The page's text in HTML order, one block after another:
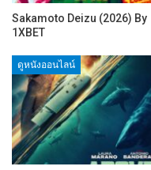
Sakamoto Deizu (2026) By
1XBET
ดูหนังออนไลน์